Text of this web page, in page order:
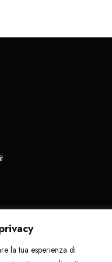
la tua esperienza di